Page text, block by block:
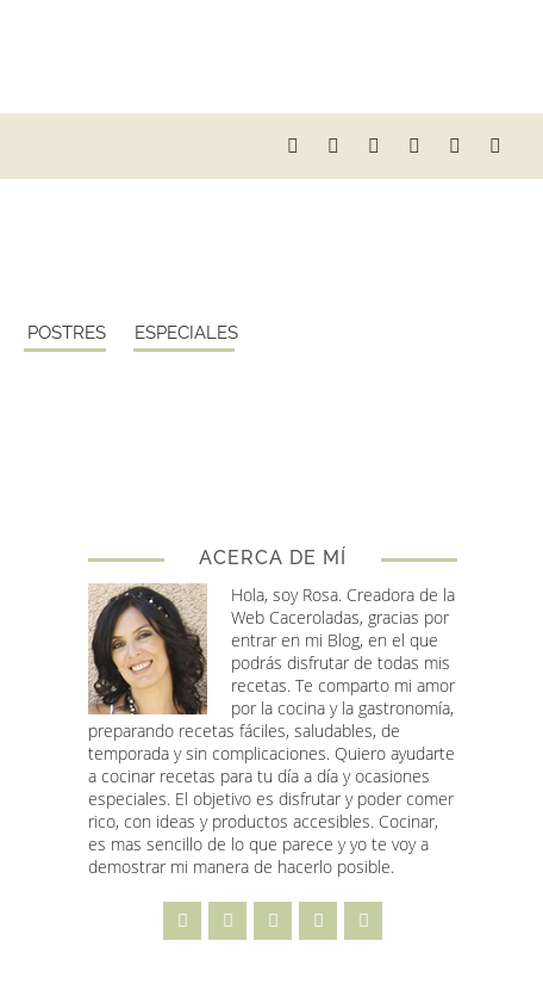
POSTRES ESPECIALES
ACERCA DE MÍ
Hola, soy Rosa. Creadora de la
Web Caceroladas, gracias por
entrar en mi Blog, en el que
podrás disfrutar de todas mis
recetas. Te comparto mi amor
por la cocina y la gastronomía,
preparando recetas fáciles, saludables, de
temporada y sin complicaciones. Quiero ayudarte
a cocinar recetas para tu día a día y ocasiones
especiales. El objetivo es disfrutar y poder comer
rico, con ideas y productos accesibles. Cocinar,
es mas sencillo de lo que parece y yo te voy a
demostrar mi manera de hacerlo posible.